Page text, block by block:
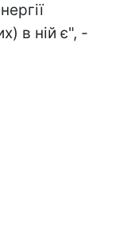
в ній є", -